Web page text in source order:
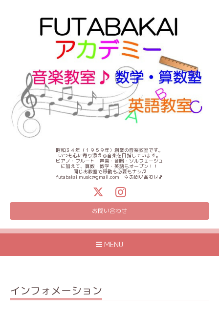
昭和３４年（１９５９年）創業の音楽教室です。
いつも心に寄り添える音楽を目指しています。
ピアノ・フルート・声楽・合唱・ソルフェージュ
に加えて、算数・数学・英語もオープン！！
同じお教室で移動も必要もナシ♫
futabakai.music@gmail.com ⇦お問い合わせ🎵
お問い合わせ
MENU
インフォメーション